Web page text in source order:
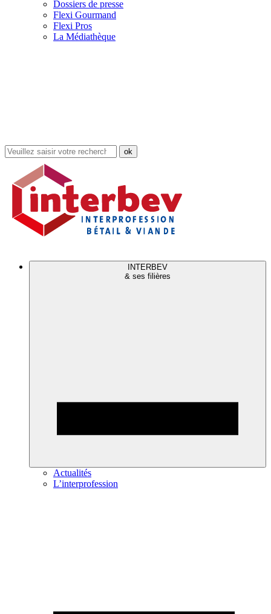
Dossiers de presse
Flexi Gourmand
Flexi Pros
La Médiathèque
Rechercher
dans
site
INTERBEV
& ses filières
Actualités
L’interprofession